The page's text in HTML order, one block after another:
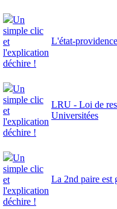
Un
simple clic
et
l'explication
déchire !
L'état-providence
Un
simple clic
et
l'explication
déchire !
LRU - Loi de
Universitées
Un
simple clic
et
l'explication
déchire !
La 2nd paire est